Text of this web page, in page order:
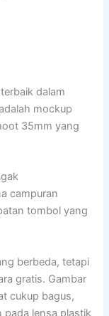
dalam
mockup
35mm yang
campuran
tombol yang
berbeda, tetapi
gratis. Gambar
cukup bagus,
pada lensa plastik